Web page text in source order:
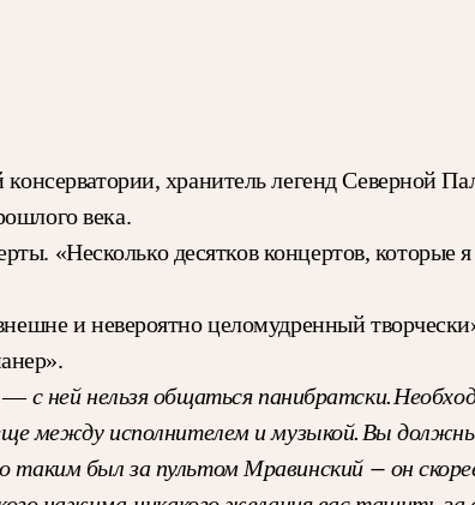
хранитель легенд Северной
века.
«Несколько десятков концертов, которые я
и невероятно целомудренный
—с ней нельзя общаться панибратски.
между исполнителем и музыкой. Вы
был за пультом Мравинский — он